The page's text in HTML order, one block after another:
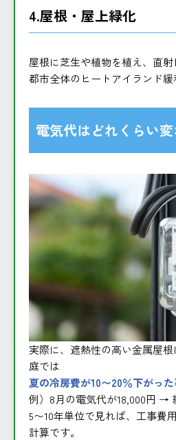
4.屋根・屋上緑化
屋根に芝生や植物を植え、直射
都市全体のヒートアイランド
電気代はどれくらい変
実際に、遮熱性の高い金属屋
庭では
夏の冷房費が10〜20％下がっ
例）8月の電気代が18,000円 →
5〜10年単位で見れば、工事費
計算です。